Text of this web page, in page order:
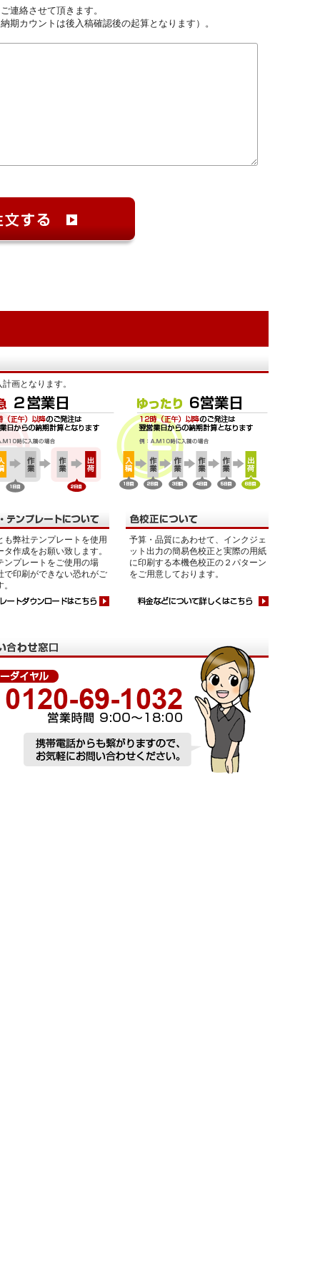
連絡させて頂きます。
期カウントは後入稿確認後の起算となります）。
画となります。
も弊社テンプレートを使用
タ作成をお願い致します。
ンプレートをご使用の場
で印刷ができない恐れがご
予算・品質にあわせて、インクジェ
ット出力の簡易色校正と実際の用紙
に印刷する本機色校正の２パターン
をご用意しております。